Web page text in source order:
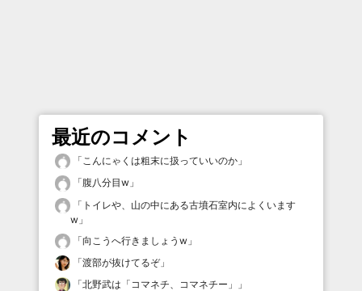
最近のコメント
「こんにゃくは粗末に扱っていいのか 」
「腹八分目w 」
「 トイレや、山の中にある古墳石室内によくいます
w 」
「向こうへ行きましょうw 」
「渡部が抜けてるぞ」
「北野武は「コマネチ、コマネチー」
」